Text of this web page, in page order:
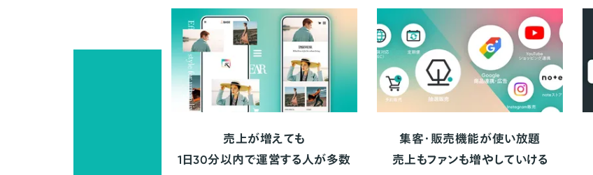
売上が増えても
1日30分以内で運営する人が多数
集客・販売機能が使い放題
売上もファンも増やしていける